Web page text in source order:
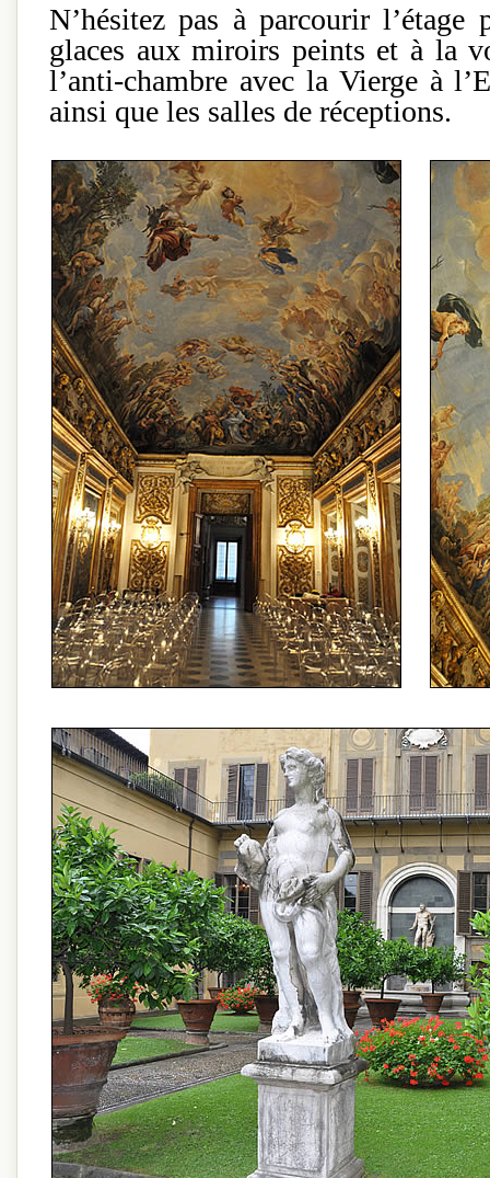
N’hésitez pas à parcourir
glaces aux miroirs peints et à la
l’anti-chambre avec la Vierge à
ainsi que les salles de réceptions.